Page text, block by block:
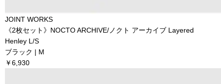
JOINT WORKS
《2枚セット》NOCTO ARCHIVE/ノクト アーカイブ Layered
Henley L/S
ブラック | M
￥6,930